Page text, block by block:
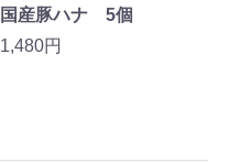
国産豚ハナ 5個
1,480円